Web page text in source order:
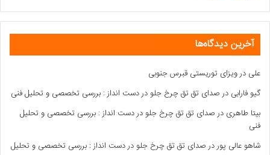
آخرین دیدگاه‌ها
علی درویزای توریستی قبرس جنوبی
گیو فارابی درصدای تق تق چرخ جلو در دست انداز : بررسی تخصصی و تحلیل فنی
بیتا طاهری درصدای تق تق چرخ جلو در دست انداز : بررسی تخصصی و تحلیل
فنی
شاهو عالی پوردرصدای تق تق چرخ جلو در دست انداز : بررسی تخصصی و تحلیل